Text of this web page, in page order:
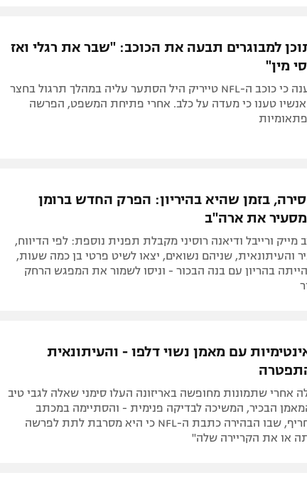
למבוגרים תבעה את הכוכב: "שבר את רגלי ואז
מין"
סופי הול טענה כי כוכב ה-NFL טייריק היל הסתער עליה במהלך תרגול בחצר
אנשיו טענו כי מעדה על כלב. אחרי פתיחת המשפט, הפרשה
בזמן שהיא בהיריון: הפרק החדש ברומן
את ארה"ב
מייק ורייבל ודיאנה רוסיני מקבלת תפנית נוספת: לפי הדיווח,
והעיתונאית, שניהם נשואים, יצאו לשיט פרטי בן כמה שעות,
בהריון עם בנה הבכור - וניסו לשמור את המפגש הרחק
עם מאמן נשוי דלפו - והעיתונאית
אחרי שתמונות מחופשה באריזונה העלו סימני שאלה לגבי טיב
הבכיר, המשיכה לבדיקה פנימית - והסתיימה במכתב
התפטרות חריף, שבו הבהירה כתבת ה-NFL כי היא מסרבת לתת לפרשה
או את הקריירה שלה"